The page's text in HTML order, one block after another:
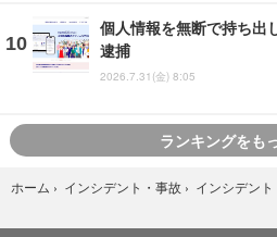
個人情報を無断で持ち出
逮捕
2026.7.31(金) 8:05
ランキングをも
ホーム › インシデント・事故 › インシデン